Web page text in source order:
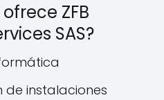
ZFB
SAS?
de instalaciones